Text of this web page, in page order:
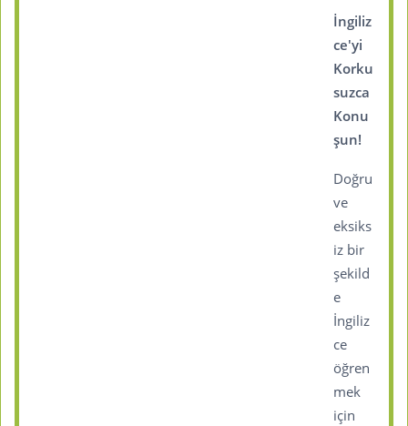
İngiliz
ce'yi
Korku
suzca
Konu
şun!
Doğru
ve
eksiks
iz bir
şekild
e
İngiliz
ce
öğren
mek
için